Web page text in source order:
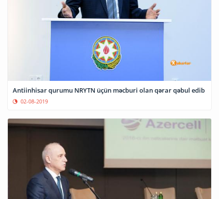
Antiinhisar qurumu NRYTN üçün məcburi olan qərar qəbul edib
02-08-2019